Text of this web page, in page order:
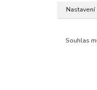
FILM ZAHRANIČÍNastavení
Souhlas